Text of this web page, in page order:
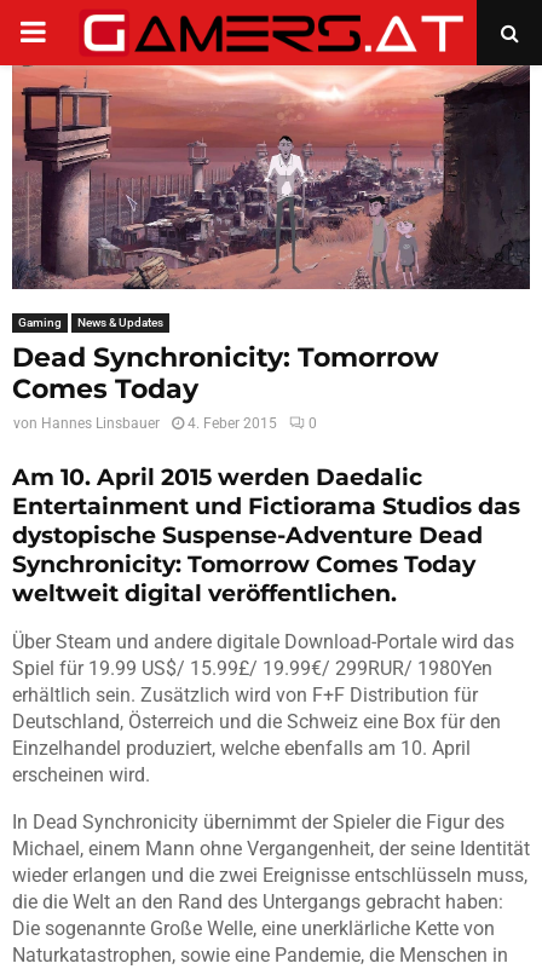
PRIMARY
MENU
Gaming News & Updates
Dead Synchronicity: Tomorrow
Comes Today
von Hannes Linsbauer 4. Feber 2015 0
Am 10. April 2015 werden Daedalic
Entertainment und Fictiorama Studios das
dystopische Suspense-Adventure Dead
Synchronicity: Tomorrow Comes Today
weltweit digital veröffentlichen.
Über Steam und andere digitale Download-Portale wird das
Spiel für 19.99 US$/ 15.99£/ 19.99€/ 299RUR/ 1980Yen
erhältlich sein. Zusätzlich wird von F+F Distribution für
Deutschland, Österreich und die Schweiz eine Box für den
Einzelhandel produziert, welche ebenfalls am 10. April
erscheinen wird.
In Dead Synchronicity übernimmt der Spieler die Figur des
Michael, einem Mann ohne Vergangenheit, der seine Identität
wieder erlangen und die zwei Ereignisse entschlüsseln muss,
die die Welt an den Rand des Untergangs gebracht haben:
Die sogenannte Große Welle, eine unerklärliche Kette von
Naturkatastrophen, sowie eine Pandemie, die Menschen in